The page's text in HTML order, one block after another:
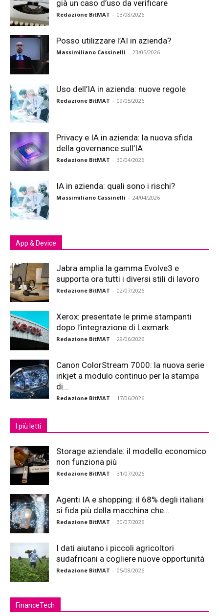
già un caso d’uso da verificare
Redazione BitMAT - 03/08/2026
Posso utilizzare l’AI in azienda?
Massimiliano Cassinelli - 23/05/2026
Uso dell’IA in azienda: nuove regole
Redazione BitMAT - 09/05/2026
Privacy e IA in azienda: la nuova sfida
della governance sull’IA
Redazione BitMAT - 30/04/2026
IA in azienda: quali sono i rischi?
Massimiliano Cassinelli - 24/04/2026
App & Device
Jabra amplia la gamma Evolve3 e
supporta ora tutti i diversi stili di lavoro
Redazione BitMAT - 02/07/2026
Xerox: presentate le prime stampanti
dopo l’integrazione di Lexmark
Redazione BitMAT - 29/06/2026
Canon ColorStream 7000: la nuova serie
inkjet a modulo continuo per la stampa
di...
Redazione BitMAT - 17/06/2026
I più letti
Storage aziendale: il modello economico
non funziona più
Redazione BitMAT - 31/07/2026
Agenti IA e shopping: il 68% degli italiani
si fida più della macchina che...
Redazione BitMAT - 30/07/2026
I dati aiutano i piccoli agricoltori
sudafricani a cogliere nuove opportunità
Redazione BitMAT - 05/08/2026
FinanceTech